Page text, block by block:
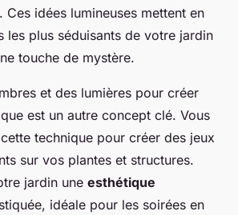
Ces idées lumineuses mettent en
les plus séduisants de votre jardin
touche de mystère.
et des lumières pour créer
est un autre concept clé. Vous
technique pour créer des jeux
sur vos plantes et structures.
jardin une esthétique
idéale pour les soirées en